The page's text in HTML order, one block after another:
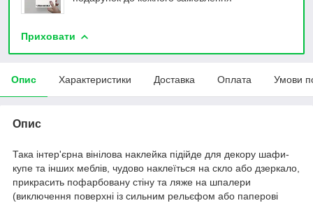
Приховати
Опис Характеристики Доставка Оплата Умови
Опис
Така інтер'єрна вінілова наклейка підійде для декору шафи-
купе та інших меблів, чудово наклеїться на скло або дзеркало,
прикрасить пофарбовану стіну та ляже на шпалери
(виключення поверхні із сильним рельєфом або паперові